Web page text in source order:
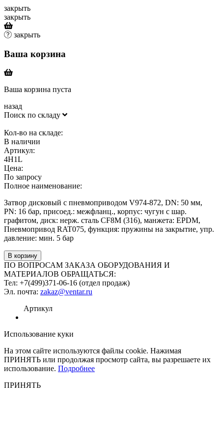
закрыть
закрыть
закрыть
Ваша корзина
Ваша корзина пуста
назад
Поиск по складу
Кол-во на складе:
В наличии
Артикул:
4H1L
Цена:
По запросу
Полное наименование:
Затвор дисковый с пневмоприводом V974-872, DN: 50 мм,
PN: 16 бар, присоед.: межфланц., корпус: чугун с шар.
графитом, диск: нерж. сталь CF8M (316), манжета: EPDM,
Пневмопривод RAT075, функция: пружины на закрытие, упр.
давление: мин. 5 бар
ПО ВОПРОСАМ ЗАКАЗА ОБОРУДОВАНИЯ И
МАТЕРИАЛОВ ОБРАЩАТЬСЯ:
Тел: +7(499)371-06-16 (отдел продаж)
Эл. почта: zakaz@ventar.ru
Артикул
Использование куки
На этом сайте используются файлы cookie. Нажимая
ПРИНЯТЬ или продолжая просмотр сайта, вы разрешаете их
использование. Подробнее
ПРИНЯТЬ